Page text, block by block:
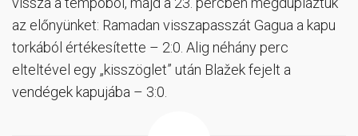
az előnyünket: Ramadan visszapasszát Gagua a kapu
torkából értékesítette – 2:0. Alig néhány perc
elteltével egy „kisszöglet” után Blažek fejelt a
vendégek kapujába – 3:0.